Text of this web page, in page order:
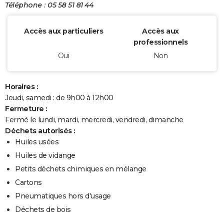
Téléphone : 05 58 51 81 44
Accès aux particuliers
Accès aux
professionnels
Oui
Non
Horaires :
Jeudi, samedi : de 9h00 à 12h00
Fermeture :
Fermé le lundi, mardi, mercredi, vendredi, dimanche
Déchets autorisés :
Huiles usées
Huiles de vidange
Petits déchets chimiques en mélange
Cartons
Pneumatiques hors d'usage
Déchets de bois